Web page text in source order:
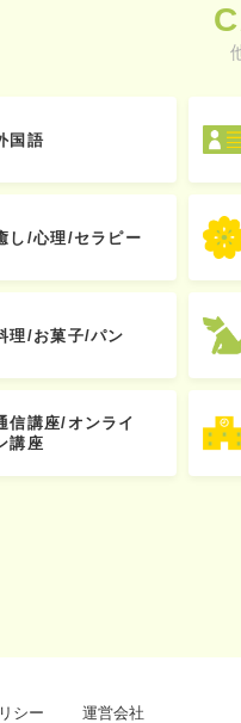
国語
し/心理/セラピー
理/お菓子/パン
信講座/オンライ
講座
シー 運営会社